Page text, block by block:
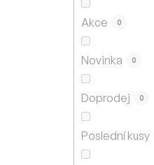
Akce 0
Novinka 0
Doprodej 0
Poslední kusy